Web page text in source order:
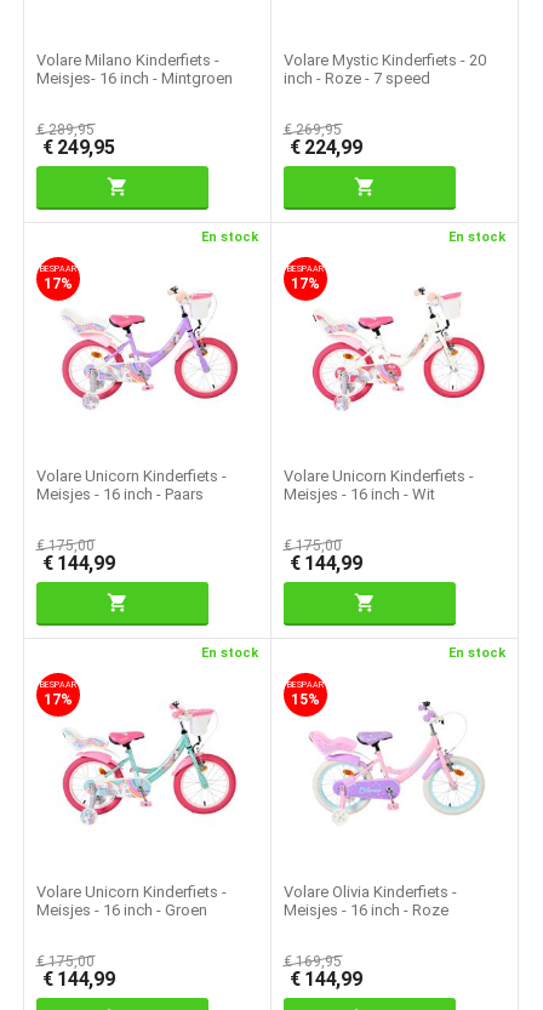
Volare Milano Kinderfiets -
Meisjes- 16 inch - Mintgroen
€289,95
€ 249,95
Volare Mystic Kinderfiets - 20
inch - Roze - 7 speed
€269,95
€ 224,99
En stock
BESPAAR
17%
Volare Unicorn Kinderfiets -
Meisjes - 16 inch - Paars
€175,00
€ 144,99
En stock
BESPAAR
17%
Volare Unicorn Kinderfiets -
Meisjes - 16 inch - Wit
€175,00
€ 144,99
En stock
BESPAAR
17%
Volare Unicorn Kinderfiets -
Meisjes - 16 inch - Groen
€175,00
€ 144,99
En stock
BESPAAR
15%
Volare Olivia Kinderfiets -
Meisjes - 16 inch - Roze
€169,95
€ 144,99